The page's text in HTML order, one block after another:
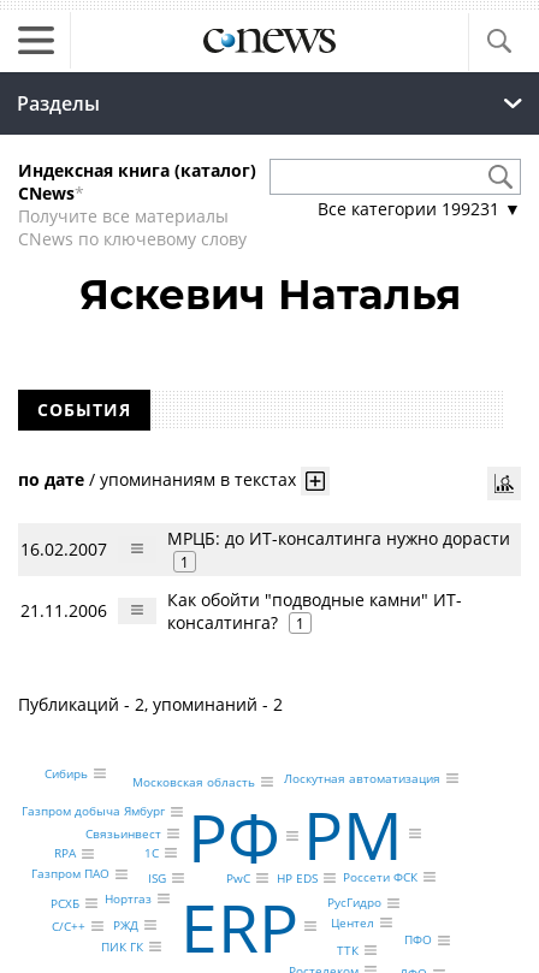
Разделы
Индексная книга (каталог)
CNews*
Получите все материалы
CNews по ключевому слову
Все категории 199231 ▼
Яскевич Наталья
СОБЫТИЯ
по дате / упоминаниям в текстах
16.02.2007 МРЦБ: до ИТ-консалтинга нужно дорасти
1
21.11.2006
Как обойти "подводные камни" ИТ-
консалтинга?
1
Публикаций - 2, упоминаний - 2
ERP
PM
РФ
1С
HP EDS
ТТК
Центел
PwC
Связьинвест
ISG
РусГидро
Россети ФСК
Газпром добыча Ямбург
Нортгаз
РЖД
Газпром ПАО
ПИК ГК
РСХБ
Лоскутная автоматизация
RPA
C/C++
Московская область
Сибирь
ПФО